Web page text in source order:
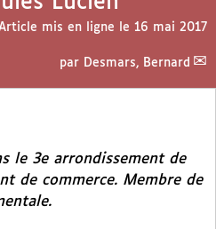
mis en ligne le 16 mai 2017
par Desmars, Bernard
le 3e arrondissement de
de commerce. Membre de